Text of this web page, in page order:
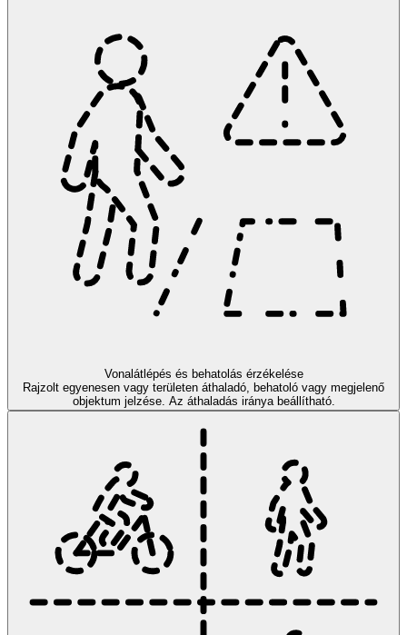
Vonalátlépés és behatolás érzékelése
Rajzolt egyenesen vagy területen áthaladó, behatoló vagy megjelenő
objektum jelzése. Az áthaladás iránya beállítható.